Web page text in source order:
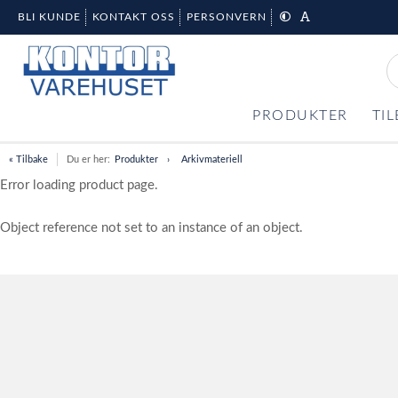
BLI KUNDE KONTAKT OSS PERSONVERN
PRODUKTER
« Tilbake Du er her: Produkter Arkivmateriell
Error loading product page.
Object reference not set to an instance of an object.